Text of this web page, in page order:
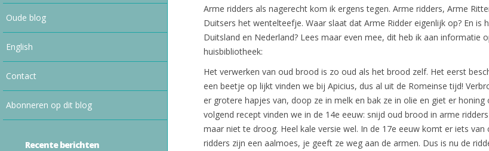
Oude blog
English
Contact
Abonneren op dit blog
Recente berichten
Arme ridders als nagerecht kom ik ergens tegen. Arme ridders, Arme
Duitsers het wentelteefje. Waar slaat dat Arme Ridder eigenlijk op? En is
Duitsland en Nederland? Lees maar even mee, dit heb ik aan informatie
huisbibliotheek:
Het verwerken van oud brood is zo oud als het brood zelf. Het eerst
een beetje op lijkt vinden we bij Apicius, dus al uit de Romeinse tijd!
er grotere hapjes van, doop ze in melk en bak ze in olie en giet er honing
volgend recept vinden we in de 14e eeuw: snijd oud brood in arme
maar niet te droog. Heel kale versie wel. In de 17e eeuw komt er iets
ridders zijn een aalmoes, je geeft ze weg aan de armen. Dus is nu de